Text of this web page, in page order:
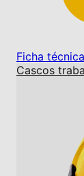
Ficha técnica
Cascos